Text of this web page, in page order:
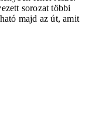
sorozat többi
majd az út, amit